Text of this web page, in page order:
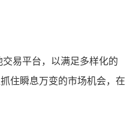
易平台，以满足多样化的
住瞬息万变的市场机会，在